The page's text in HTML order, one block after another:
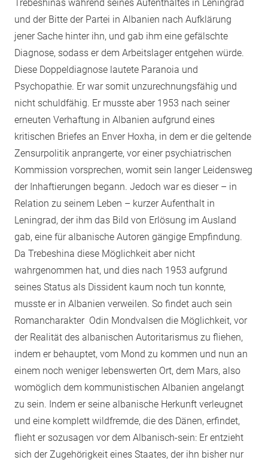
Trebeshinas während seines Aufenthaltes in Leningrad
und der Bitte der Partei in Albanien nach Aufklärung
jener Sache hinter ihn, und gab ihm eine gefälschte
Diagnose, sodass er dem Arbeitslager entgehen würde.
Diese Doppeldiagnose lautete Paranoia und
Psychopathie. Er war somit unzurechnungsfähig und
nicht schuldfähig. Er musste aber 1953 nach seiner
erneuten Verhaftung in Albanien aufgrund eines
kritischen Briefes an Enver Hoxha, in dem er die geltende
Zensurpolitik anprangerte, vor einer psychiatrischen
Kommission vorsprechen, womit sein langer Leidensweg
der Inhaftierungen begann. Jedoch war es dieser – in
Relation zu seinem Leben – kurzer Aufenthalt in
Leningrad, der ihm das Bild von Erlösung im Ausland
gab, eine für albanische Autoren gängige Empfindung.
Da Trebeshina diese Möglichkeit aber nicht
wahrgenommen hat, und dies nach 1953 aufgrund
seines Status als Dissident kaum noch tun konnte,
musste er in Albanien verweilen. So findet auch sein
Romancharakter Odin Mondvalsen die Möglichkeit, vor
der Realität des albanischen Autoritarismus zu fliehen,
indem er behauptet, vom Mond zu kommen und nun an
einem noch weniger lebenswerten Ort, dem Mars, also
womöglich dem kommunistischen Albanien angelangt
zu sein. Indem er seine albanische Herkunft verleugnet
und eine komplett wildfremde, die des Dänen, erfindet,
flieht er sozusagen vor dem Albanisch-sein: Er entzieht
sich der Zugehörigkeit eines Staates, der ihn bisher nur